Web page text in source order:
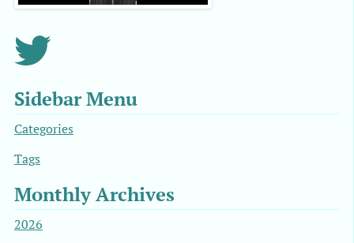
Sidebar Menu
Categories
Tags
Monthly Archives
2026